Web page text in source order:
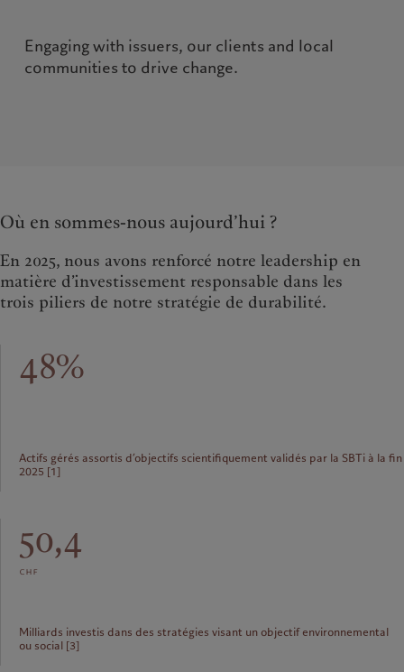
Engaging with issuers, our clients and local
communities to drive change.
Où en sommes-nous aujourd’hui ?
En 2025, nous avons renforcé notre leadership en
matière d’investissement responsable dans les
trois piliers de notre stratégie de durabilité.
48%
Actifs gérés assortis d’objectifs scientifiquement validés par la SBTi à la fin
2025 [1]
50,4
chf
Milliards investis dans des stratégies visant un objectif environnemental
ou social [3]